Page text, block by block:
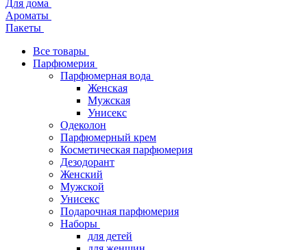
Для дома
Ароматы
Пакеты
Все товары
Парфюмерия
Парфюмерная вода
Женская
Мужская
Унисекс
Одеколон
Парфюмерный крем
Косметическая парфюмерия
Дезодорант
Женский
Мужской
Унисекс
Подарочная парфюмерия
Наборы
для детей